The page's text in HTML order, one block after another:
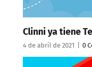
Clinni ya tiene
4 de abril de 2021 0